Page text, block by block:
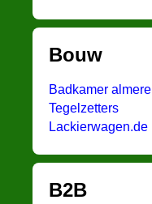
Bouw
Badkamer almere
Tegelzetters
Lackierwagen.de
B2B